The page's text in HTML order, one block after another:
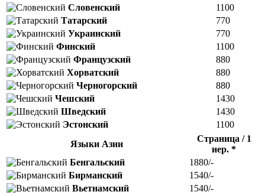
Словенский
1100
Татарский
770
Украинский
770
Финский
1100
Французский
880
Хорватский
880
Черногорский
880
Чешский
1430
Шведский
1430
Эстонский
1100
Языки Азии
Страница / 1
иер. *
Бенгальский
1880/-
Бирманский
1540/-
Вьетнамский
1540/-